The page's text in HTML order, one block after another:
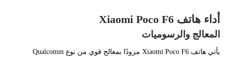
أداء هاتف Xiaomi Poco F6
المعالج والرسوميات
يأتي هاتف Xiaomi Poco F6 مزودًا بمعالج قوي من نوع Qualcomm